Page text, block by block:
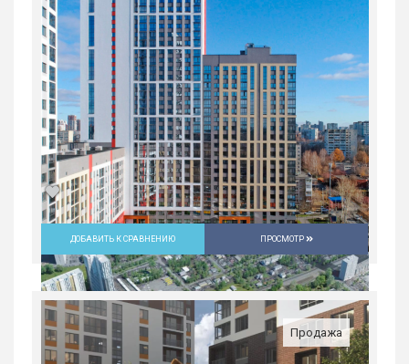
Студия в ЖК «Русь» на ВИЗе...
Россия, Свердловская область,
Екатеринбург
4 397 400 руб.
ДОБАВИТЬ К СРАВНЕНИЮ ПРОСМОТР
Продажа